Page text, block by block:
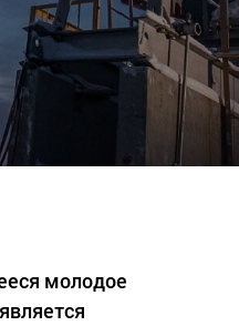
молодое